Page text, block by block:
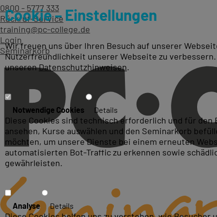
0800 - 5777 333
Rückruf-Service
training@pc-college.de
Login
Seminarkorb
Java Server Pages Kurse &
Cookie – Einstellungen
Wir freuen uns über Ihren Besuch auf unserer
Nutzerfreundlichkeit unserer Webseite zu
unserenDatenschutzhinweisen.
Notwendige Cookies Details
Diese Cookies sind technisch erforderlich und für
ansehen, Kurse auswählen und den Seminarkorb
möchten, um unsere Dienste bei einem erneuten
automatisierten Bot-Traffic zu erkennen sowie
gewährleisten.
Analyse Details